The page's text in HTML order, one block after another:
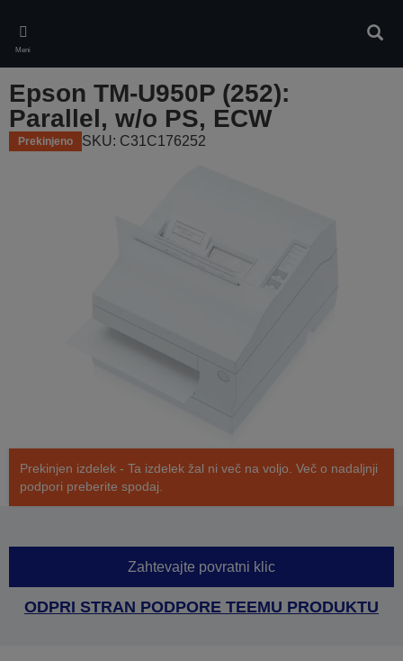
main
content
Meni
Epson TM-U950P (252):
Parallel, w/o PS, ECW
Prekinjeno SKU: C31C176252
Prekinjen izdelek - Ta izdelek žal ni več na voljo. Več o nadaljnji
podpori preberite spodaj.
Zahtevajte povratni klic
ODPRI STRAN PODPORE TEEMU PRODUKTU